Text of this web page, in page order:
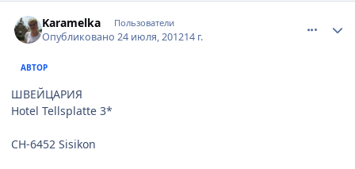
Karamelka Пользователи
Опубликовано24 июля, 201214 г.
АВТОР
ШВЕЙЦАРИЯ
Hotel Tellsplatte 3*
CH-6452 Sisikon